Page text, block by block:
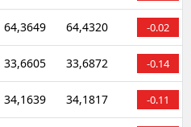
64,3649 64,4320 -0.02
33,6605 33,6872 -0.14
34,1639 34,1817 -0.11